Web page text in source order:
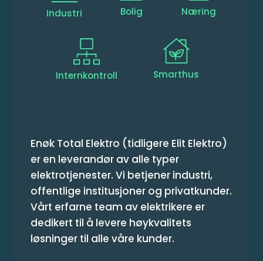
Industri Bolig Næring
Internkontroll Smarthus
Enøk Total Elektro (tidligere Elit Elektro)
er en leverandør av alle typer
elektrotjenester. Vi betjener industri,
offentlige institusjoner og privatkunder.
Vårt erfarne team av elektrikere er
dedikert til å levere høykvalitets
løsninger til alle våre kunder.